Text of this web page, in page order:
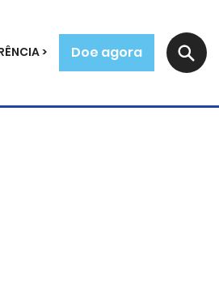
> Doe agora